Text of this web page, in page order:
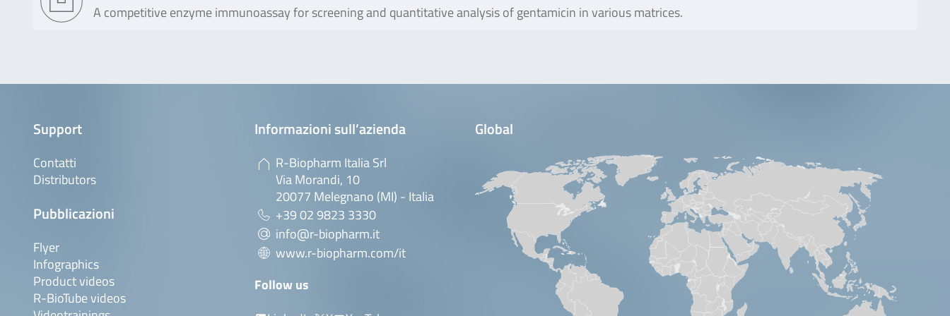
A competitive enzyme immunoassay for screening and quantitative analysis of gentamicin in various matrices.
Support
Contatti
Distributors
Pubblicazioni
Flyer
Infographics
Product videos
R-BioTube videos
Informazioni sull’azienda
R-Biopharm Italia Srl
Via Morandi, 10
20077 Melegnano (MI) - Italia
+39 02 9823 3330
info@r-biopharm.it
www.r-biopharm.com/it
Follow us
Global